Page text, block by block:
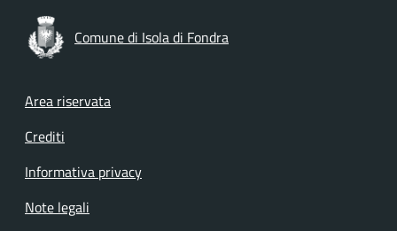
Comune di Isola di Fondra
Footer menu
Area riservata
Crediti
Informativa privacy
Note legali